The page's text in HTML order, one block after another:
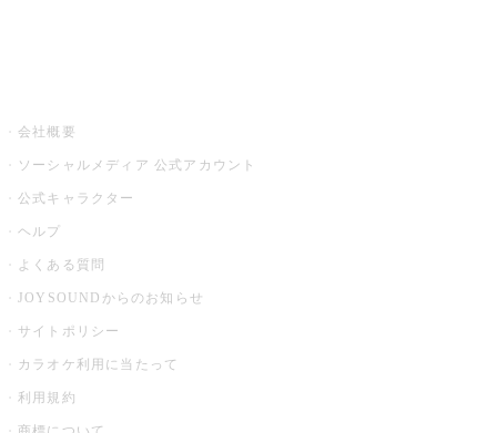
会社概要
ソーシャルメディア 公式アカウント
公式キャラクター
ヘルプ
よくある質問
JOYSOUNDからのお知らせ
サイトポリシー
カラオケ利用に当たって
利用規約